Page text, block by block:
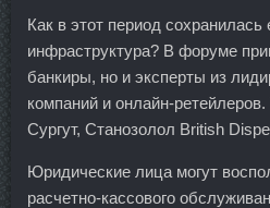
Как в этот период сохранилась
инфраструктура? В форуме
банкиры, но и эксперты из
компаний и онлайн-
Сургут, Станозолол British
Юридические лица могут
расчетно-кассового